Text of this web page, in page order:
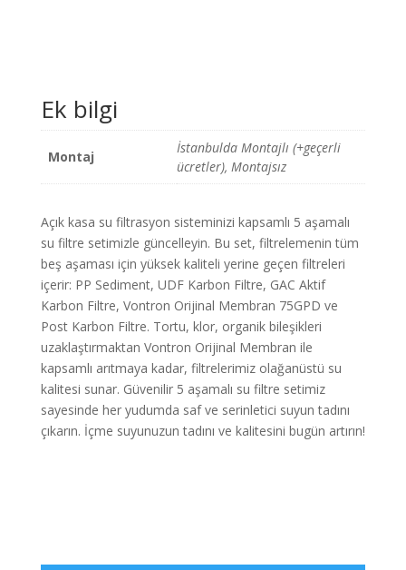
GAC,
Vontron
ve
Post
adet
Ek bilgi
Montaj
İstanbulda Montajlı (+geçerli
ücretler), Montajsız
Açık kasa su filtrasyon sisteminizi kapsamlı 5 aşamalı
su filtre setimizle güncelleyin. Bu set, filtrelemenin tüm
beş aşaması için yüksek kaliteli yerine geçen filtreleri
içerir: PP Sediment, UDF Karbon Filtre, GAC Aktif
Karbon Filtre, Vontron Orijinal Membran 75GPD ve
Post Karbon Filtre. Tortu, klor, organik bileşikleri
uzaklaştırmaktan Vontron Orijinal Membran ile
kapsamlı arıtmaya kadar, filtrelerimiz olağanüstü su
kalitesi sunar. Güvenilir 5 aşamalı su filtre setimiz
sayesinde her yudumda saf ve serinletici suyun tadını
çıkarın. İçme suyunuzun tadını ve kalitesini bugün artırın!